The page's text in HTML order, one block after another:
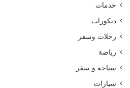
خدمات
ديكورات
رحلات وسفر
رياضة
سياحة و سفر
سيارات